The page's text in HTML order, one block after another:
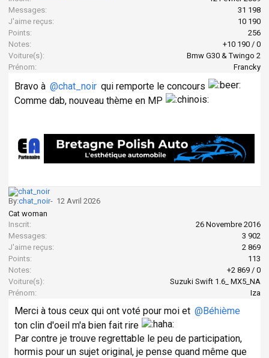
Messages:
31 198
J'aime reçus:
10 190
Points:
256
Notes:
+10 190/ 0
Voiture(s):
Bmw G30 & Twingo 2
Prénom:
Francky
Bravo à @chat_noir qui remporte le concours
Comme dab, nouveau thème en MP
By:chat_noir- 12 Avril 2026
Cat woman
Inscrit:
26 Novembre 2016
Messages:
3 902
J'aime reçus:
2 869
Points:
113
Notes:
+2 869/ 0
Voiture(s):
Suzuki Swift 1.6_ MX5_NA
Prénom:
Iza
Merci à tous ceux qui ont voté pour moi et @Béhième
ton clin d'oeil m'a bien fait rire
Par contre je trouve regrettable le peu de participation,
hormis pour un sujet original, je pense quand même que